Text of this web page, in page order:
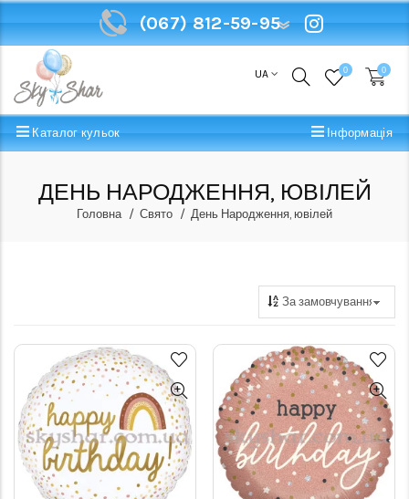
(067) 812-59-95
UA 0 0
Каталог кульок Інформація
ДЕНЬ НАРОДЖЕННЯ, ЮВІЛЕЙ
Головна Свято День Народження, ювілей